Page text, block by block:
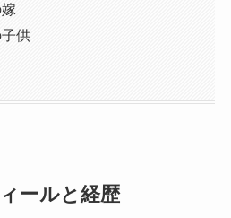
供
ールと経歴